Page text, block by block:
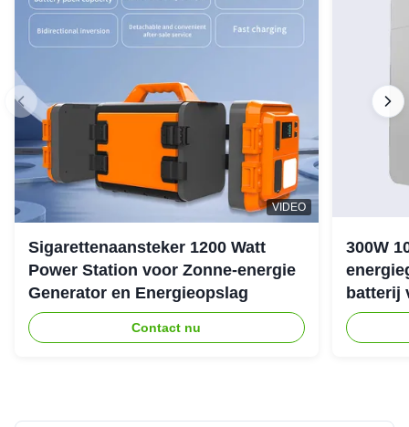
VIDEO
Sigarettenaansteker 1200 Watt
Power Station voor Zonne-energie
Generator en Energieopslag
Contact nu
300W
batterij